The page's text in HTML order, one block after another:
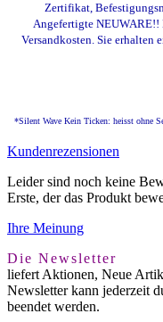
Zertifikat,
Angefertigte NEUWARE!!
Versandkosten. Sie erhalten
*Silent Wave Kein Ticken: heisst ohne
Kundenrezensionen
Leider sind noch keine
Erste, der das Produkt
Ihre Meinung
Die Newsletter
liefert Aktionen, Neue
Newsletter kann jederzeit
beendet werden.